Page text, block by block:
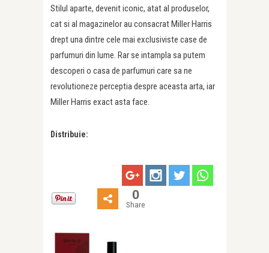
Stilul aparte, devenit iconic, atat al produselor,
cat si al magazinelor au consacrat Miller Harris
drept una dintre cele mai exclusiviste case de
parfumuri din lume. Rar se intampla sa putem
descoperi o casa de parfumuri care sa ne
revolutioneze perceptia despre aceasta arta, iar
Miller Harris exact asta face.
Distribuie:
0
Share